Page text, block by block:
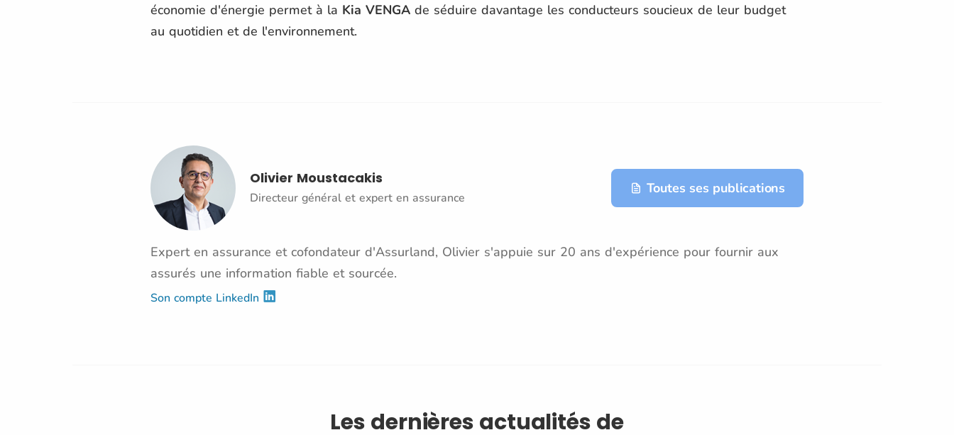
économie d'énergie permet à la Kia VENGA de séduire davantage les conducteurs soucieux de leur budget
au quotidien et de l'environnement.
Olivier Moustacakis
Directeur général et expert en assurance
Toutes ses publications
Expert en assurance et cofondateur d'Assurland, Olivier s'appuie sur 20 ans d'expérience pour fournir aux
assurés une information fiable et sourcée.
Son compte LinkedIn
Les dernières actualités de